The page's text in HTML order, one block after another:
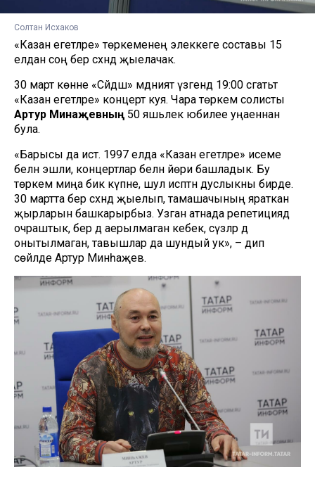
Солтан Исхаков
«Казан егетләре» төркеменең элеккеге составы 15
елдан соң бер сәхнәдә җыелачак.
30 март көнне «Сәйдәш» мәдәният үзәгендә 19:00 сәгатьтә
«Казан егетләре» концерт куя. Чара төркем солисты
Артур Минһаҗевның 50 яшьлек юбилее уңаеннан
була.
«Барысы да истә. 1997 елда «Казан егетләре» исеме
белән эшли, концертлар белән йөри башладык. Бу
төркем миңа бик күпне, шул исәптән дуслыкны бирде.
30 мартта бер сәхнәдә җыелып, тамашачының яраткан
җырларын башкарырбыз. Узган атнада репетициядә
очраштык, бер дә аерылмаган кебек, сүзләр дә
онытылмаган, тавышлар да шундый ук», – дип
сөйләде Артур Минһаҗев.